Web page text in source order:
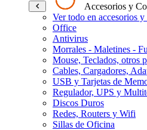
Accesorios y
Ver todo en accesorios
Office
Antivirus
Morrales - Maletines -
Mouse, Teclados, otros
Cables, Cargadores,
USB y Tarjetas de
Regulador, UPS y
Discos Duros
Redes, Routers y Wifi
Sillas de Oficina